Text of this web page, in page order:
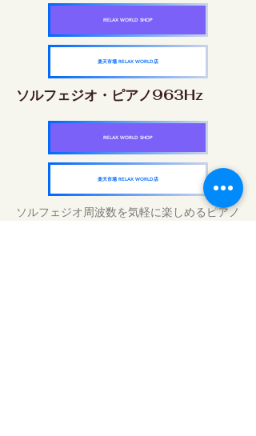
RELAX WORLD SHOP
楽天市場 RELAX WORLD店
ソルフェジオ・ピアノ963Hz
RELAX WORLD SHOP
楽天市場 RELAX WORLD店
ソルフェジオ周波数を気軽に楽しめるピアノ